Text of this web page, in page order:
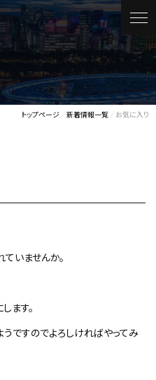
トップページ 新着情報一覧 お気に入り
いませんか。
ます。
ですのでよろしければやってみ